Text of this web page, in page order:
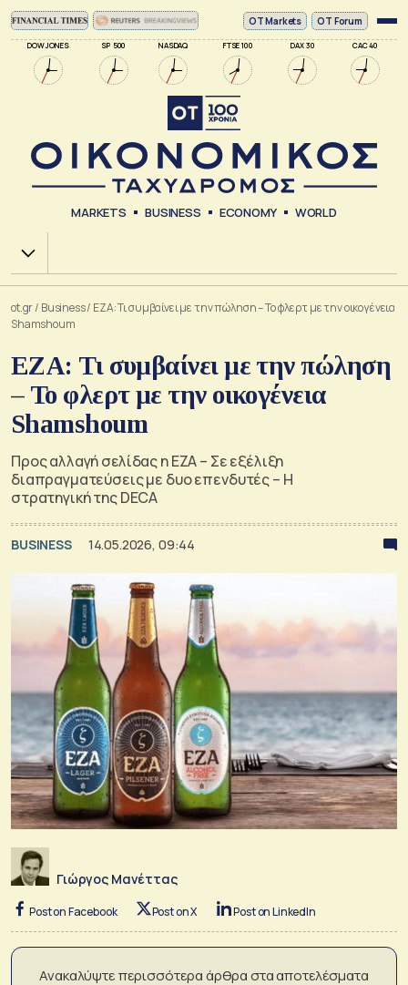
DOW JONES SP 500 NASDAQ FTSE 100 DAX 30 CAC 40
ΟΤ Markets OT Forum
MARKETS BUSINESS ECONOMY WORLD
Χ.Α.
ot.gr/ Business/ ΕΖΑ: Τι συμβαίνει με την πώληση – Το φλερτ με την οικογένεια
Shamshoum
ΕΖΑ: Τι συμβαίνει με την πώληση
– Το φλερτ με την οικογένεια
Shamshoum
Προς αλλαγή σελίδας η ΕΖΑ – Σε εξέλιξη
διαπραγματεύσεις με δυο επενδυτές – Η
στρατηγική της DECA
BUSINESS 14.05.2026, 09:44
Γιώργος Μανέττας
Post on Facebook Post on X Post on LinkedIn
Ανακαλύψτε περισσότερα άρθρα στα αποτελέσματα